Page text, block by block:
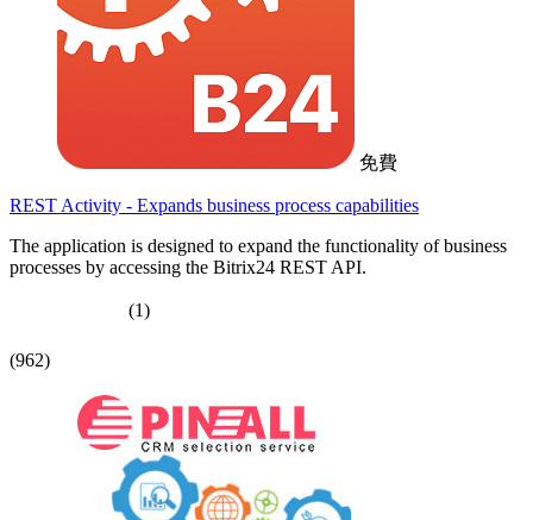
免費
REST Activity - Expands business process capabilities
The application is designed to expand the functionality of business
processes by accessing the Bitrix24 REST API.
(1)
(962)